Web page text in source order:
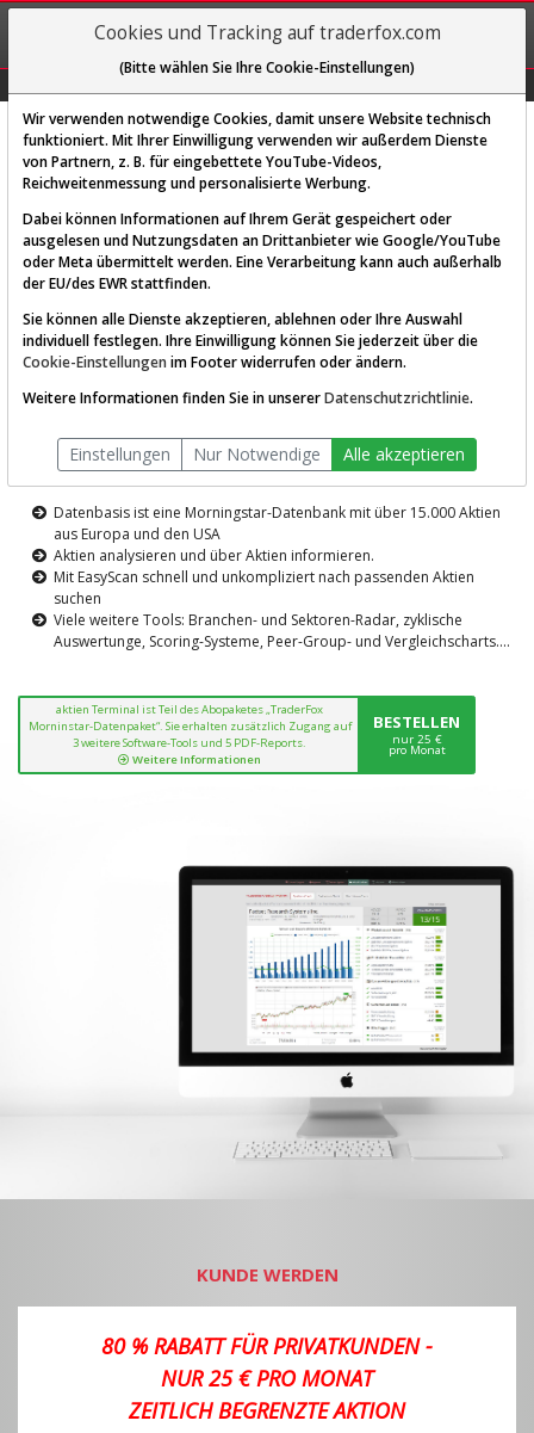
REGIS-
TRIEREN
Diese Funktion ist nur für
AKTIEN-TERMINAL
Die Aktienanalyse-Plattform von
TraderFox
Datenbasis ist eine Morningstar-Datenbank mit über 15.000 Aktien
aus Europa und den USA
Aktien analysieren und über Aktien informieren.
Mit EasyScan schnell und unkompliziert nach passenden Aktien
suchen
Viele weitere Tools: Branchen- und Sektoren-Radar, zyklische
Auswertunge, Scoring-Systeme, Peer-Group- und Vergleichscharts....
aktien Terminal ist Teil des Abopaketes „TraderFox
Morninstar-Datenpaket“. Sie erhalten zusätzlich Zugang auf
3 weitere Software-Tools und 5 PDF-Reports.
Weitere Informationen
BESTELLEN
nur 25 €
pro Monat
KUNDE WERDEN
80 % RABATT FÜR PRIVATKUNDEN -
NUR 25 € PRO MONAT
ZEITLICH BEGRENZTE AKTION
Cookies und Tracking auf traderfox.com
(Bitte wählen Sie Ihre Cookie-Einstellungen)
Wir verwenden notwendige Cookies, damit unsere Website technisch
funktioniert. Mit Ihrer Einwilligung verwenden wir außerdem Dienste
von Partnern, z. B. für eingebettete YouTube-Videos,
Reichweitenmessung und personalisierte Werbung.
Dabei können Informationen auf Ihrem Gerät gespeichert oder
ausgelesen und Nutzungsdaten an Drittanbieter wie Google/YouTube
oder Meta übermittelt werden. Eine Verarbeitung kann auch außerhalb
der EU/des EWR stattfinden.
Sie können alle Dienste akzeptieren, ablehnen oder Ihre Auswahl
individuell festlegen. Ihre Einwilligung können Sie jederzeit über die
Cookie-Einstellungen im Footer widerrufen oder ändern.
Weitere Informationen finden Sie in unsererDatenschutzrichtlinie.
Einstellungen Nur Notwendige Alle akzeptieren